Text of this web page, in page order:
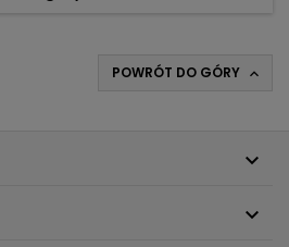
POWRÓT DO GÓRY 

